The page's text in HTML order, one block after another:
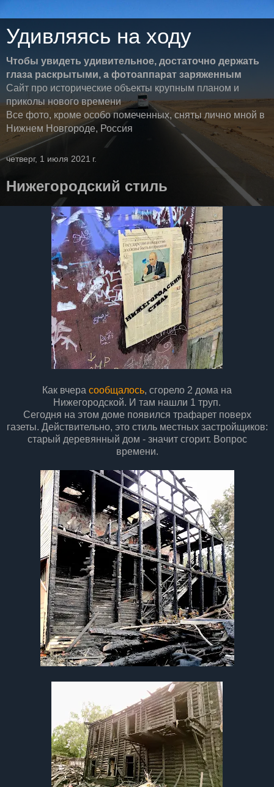
Удивляясь на ходу
Чтобы увидеть удивительное, достаточно держать
глаза раскрытыми, а фотоаппарат заряженным
Сайт про исторические объекты крупным планом и
приколы нового времени
Все фото, кроме особо помеченных, сняты лично мной в
Нижнем Новгороде, Россия
четверг, 1 июля 2021 г.
Нижегородский стиль
Как вчера сообщалось, сгорело 2 дома на
Нижегородской. И там нашли 1 труп.
Сегодня на этом доме появился трафарет поверх
газеты. Действительно, это стиль местных застройщиков:
старый деревянный дом - значит сгорит. Вопрос
времени.